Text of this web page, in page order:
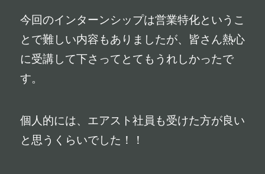
今回のインターンシップは営業特化というこ
とで難しい内容もありましたが、皆さん熱心
に受講して下さってとてもうれしかったで
す。
個人的には、エアスト社員も受けた方が良い
と思うくらいでした！！